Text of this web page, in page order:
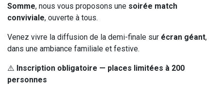
Somme, nous vous proposons une soirée match
conviviale, ouverte à tous.
Venez vivre la diffusion de la demi-finale sur écran géant,
dans une ambiance familiale et festive.
⚠️ Inscription obligatoire — places limitées à 200
personnes